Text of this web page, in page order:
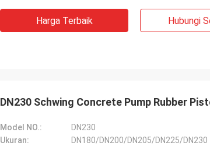
Harga Terbaik Hubungi
DN230 Schwing Concrete Pump Rubber
Model NO.:
DN230
Ukuran:
DN180/DN200/DN205/DN225/DN230